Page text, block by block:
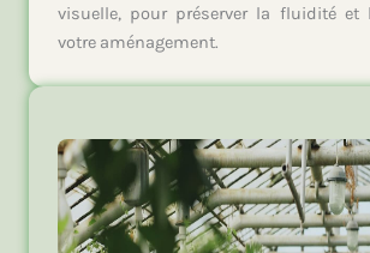
visuelle, pour préserver la fluidité et
votre aménagement.